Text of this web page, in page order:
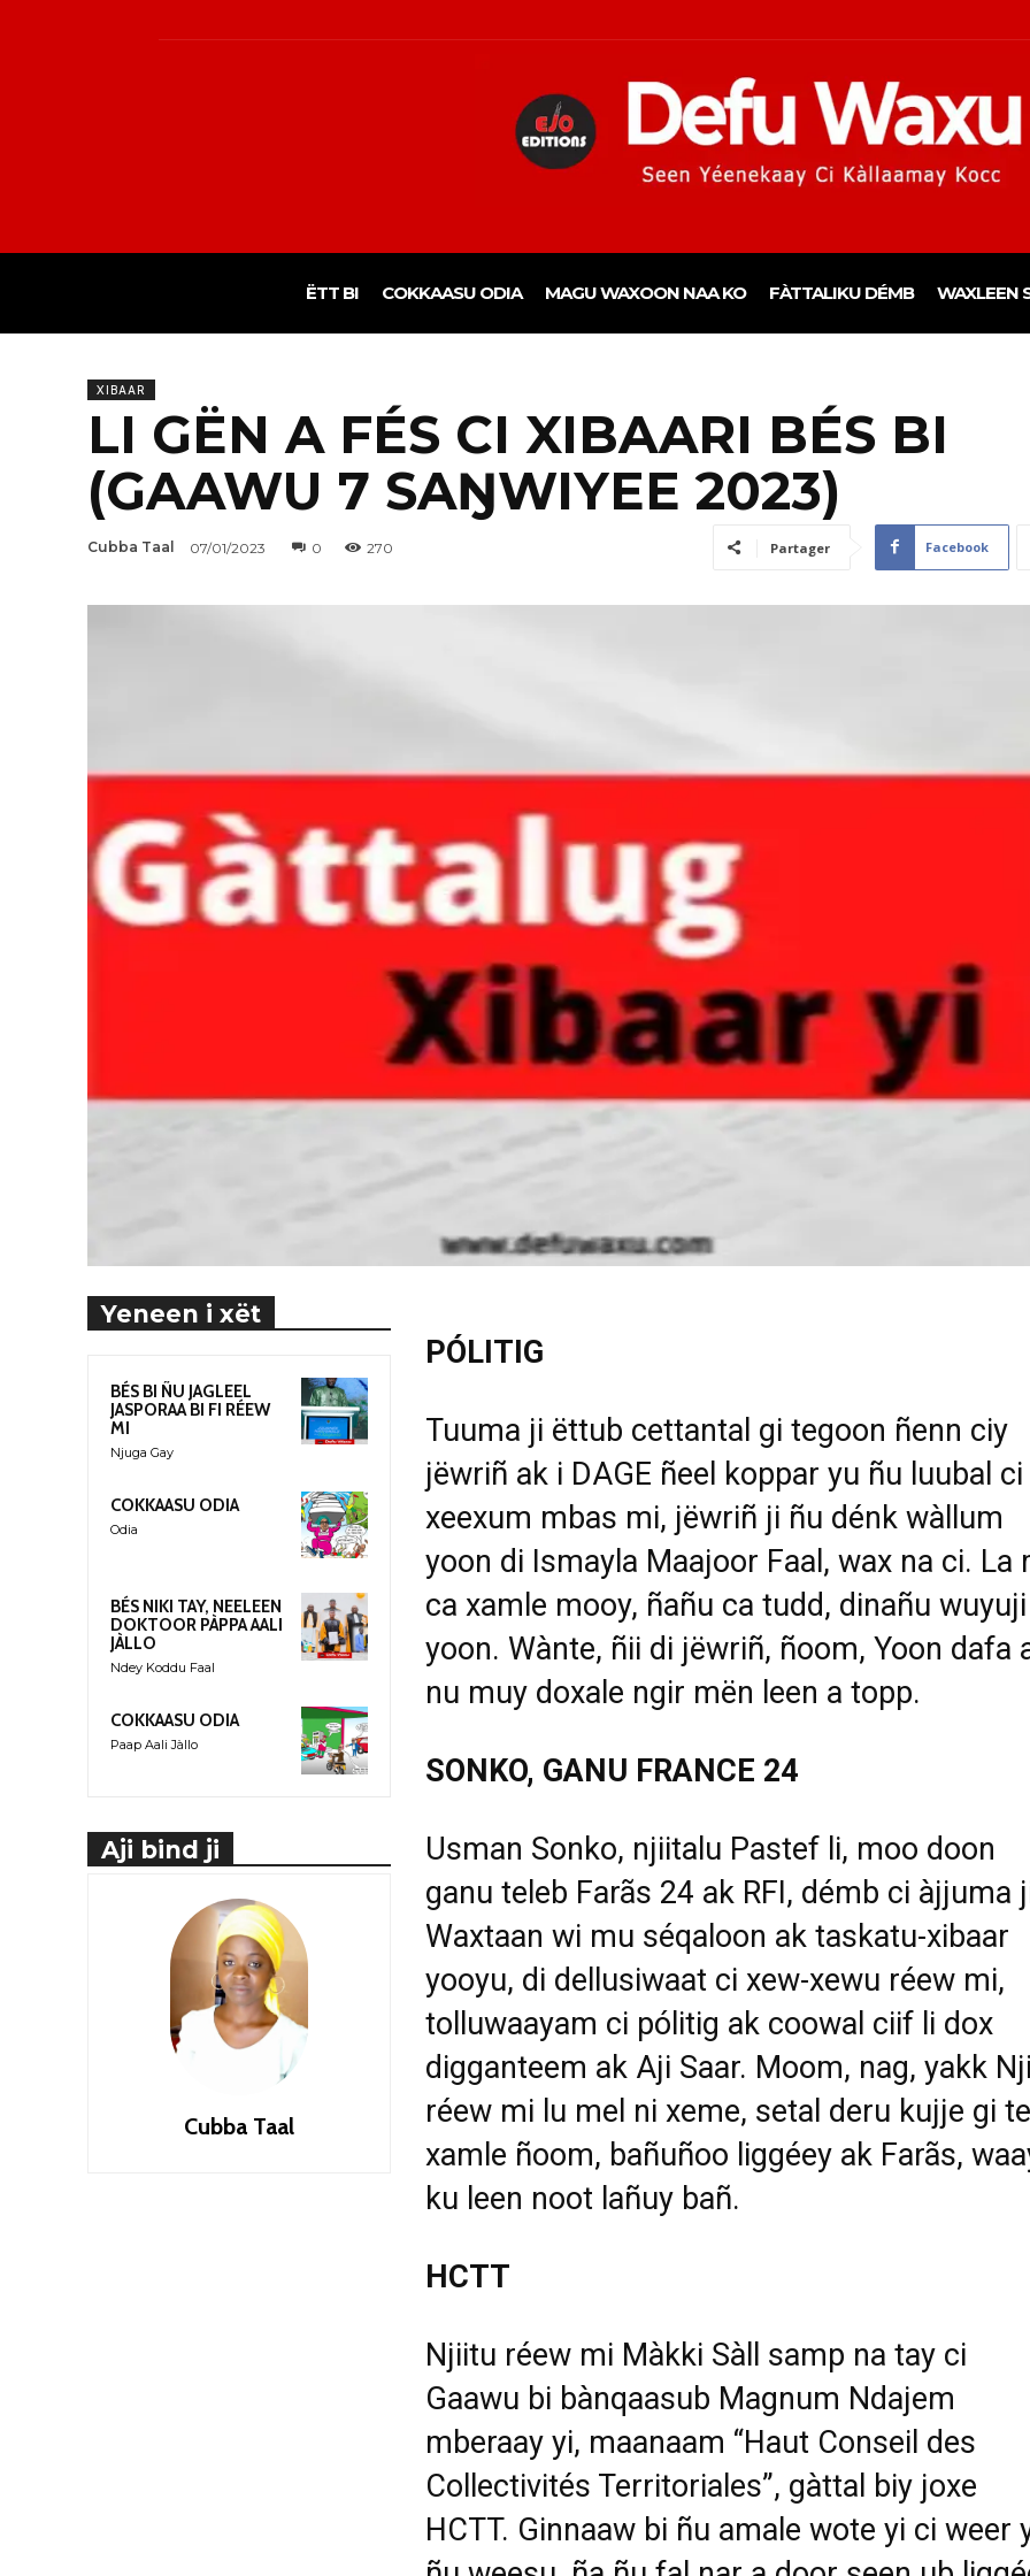
ËTT BI COKKAASU ODIA MAGU WAXOON NAA KO FÀTTALIKU DÉMB WAXLEEN
XIBAAR
LI GËN A FÉS CI XIBAARI BÉS BI
(GAAWU 7 SAŊWIYEE 2023)
Cubba Taal 07/01/2023 0 270 Partager Facebook
Yeneen i xët
BÉS BI ÑU JAGLEEL
JASPORAA BI FI RÉEW
MI
Njuga Gay
COKKAASU ODIA
Odia
BÉS NIKI TAY, NEELEEN
DOKTOOR PÀPPA AALI
JÀLLO
Ndey Koddu Faal
COKKAASU ODIA
Paap Aali Jàllo
Aji bind ji
Cubba Taal
PÓLITIG
Tuuma ji ëttub cettantal gi tegoon ñenn ciy
jëwriñ ak i DAGE ñeel koppar yu ñu luubal ci
xeexum mbas mi, jëwriñ ji ñu dénk wàllum
yoon di Ismayla Maajoor Faal, wax na ci. La
ca xamle mooy, ñañu ca tudd, dinañu wuyuji
yoon. Wànte, ñii di jëwriñ, ñoom, Yoon dafa
nu muy doxale ngir mën leen a topp.
SONKO, GANU FRANCE 24
Usman Sonko, njiitalu Pastef li, moo doon
ganu teleb Farãs 24 ak RFI, démb ci àjjuma
Waxtaan wi mu séqaloon ak taskatu-xibaar
yooyu, di dellusiwaat ci xew-xewu réew mi,
tolluwaayam ci pólitig ak coowal ciif li dox
digganteem ak Aji Saar. Moom, nag, yakk
réew mi lu mel ni xeme, setal deru kujje gi te
xamle ñoom, bañuñoo liggéey ak Farãs,
ku leen noot lañuy bañ.
HCTT
Njiitu réew mi Màkki Sàll samp na tay ci
Gaawu bi bànqaasub Magnum Ndajem
mberaay yi, maanaam “Haut Conseil des
Collectivités Territoriales”, gàttal biy joxe
HCTT. Ginnaaw bi ñu amale wote yi ci weer